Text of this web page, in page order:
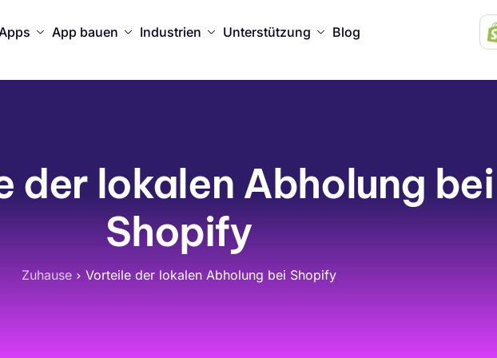
App bauen Industrien Unterstützung Blog
der lokalen Abholung bei
Shopify
Zuhause Vorteile der lokalen Abholung bei Shopify